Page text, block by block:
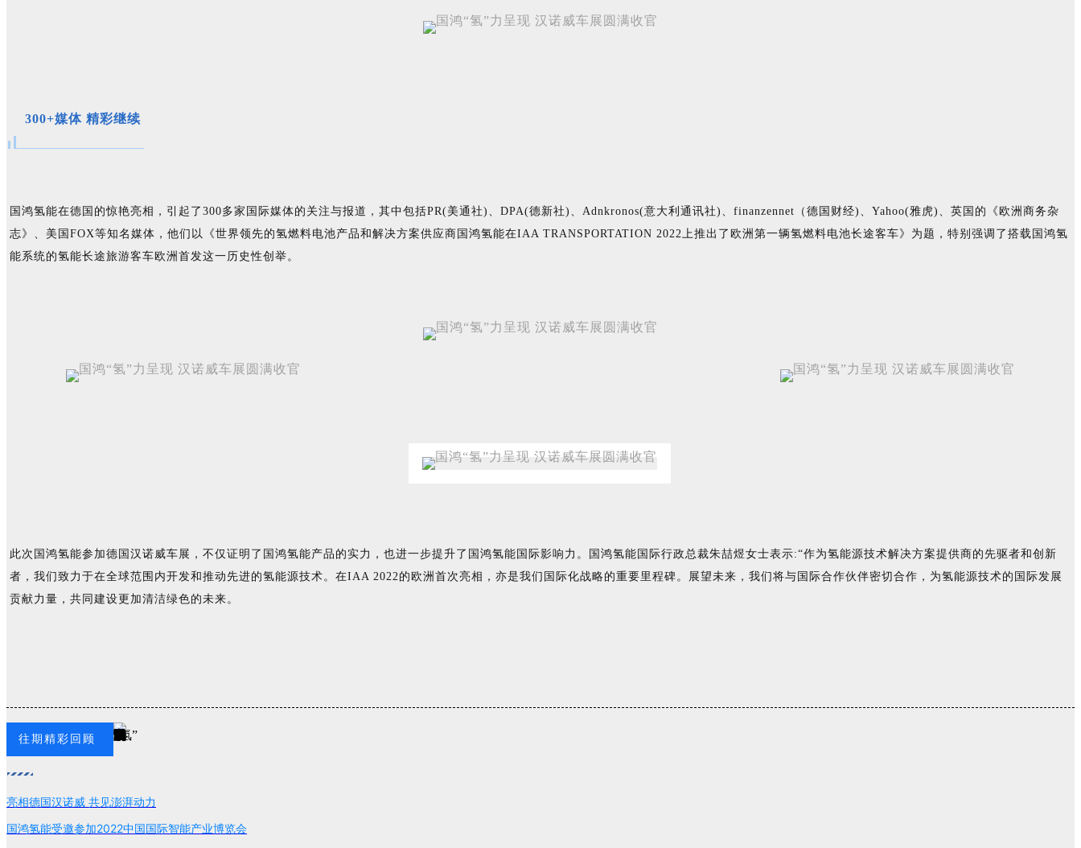
300+媒体 精彩继续
国鸿氢能在德国的惊艳亮相，引起了300多家国际媒体的关注与报道，其中包括PR(美通社)、DPA(德新社)、Adnkronos(意大利通讯社)、finanzennet（德国财经)、Yahoo(雅虎)、英国的《欧洲商务杂
志》、美国FOX等知名媒体，他们以《世界领先的氢燃料电池产品和解决方案供应商国鸿氢能在IAA TRANSPORTATION 2022上推出了欧洲第一辆氢燃料电池长途客车》为题，特别强调了搭载国鸿氢
能系统的氢能长途旅游客车欧洲首发这一历史性创举。
此次国鸿氢能参加德国汉诺威车展，不仅证明了国鸿氢能产品的实力，也进一步提升了国鸿氢能国际影响力。国鸿氢能国际行政总裁朱喆煜女士表示:“作为氢能源技术解决方案提供商的先驱者和创新
者，我们致力于在全球范围内开发和推动先进的氢能源技术。在IAA 2022的欧洲首次亮相，亦是我们国际化战略的重要里程碑。展望未来，我们将与国际合作伙伴密切合作，为氢能源技术的国际发展
贡献力量，共同建设更加清洁绿色的未来。
往期精彩回顾
亮相德国汉诺威 共见澎湃动力
国鸿氢能受邀参加2022中国国际智能产业博览会